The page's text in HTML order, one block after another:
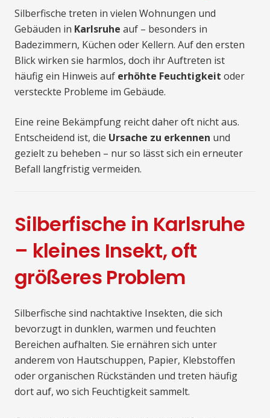
Silberfische treten in vielen Wohnungen und
Gebäuden in Karlsruhe auf – besonders in
Badezimmern, Küchen oder Kellern. Auf den ersten
Blick wirken sie harmlos, doch ihr Auftreten ist
häufig ein Hinweis auf erhöhte Feuchtigkeit oder
versteckte Probleme im Gebäude.
Eine reine Bekämpfung reicht daher oft nicht aus.
Entscheidend ist, die Ursache zu erkennen und
gezielt zu beheben – nur so lässt sich ein erneuter
Befall langfristig vermeiden.
Silberfische in Karlsruhe
– kleines Insekt, oft
größeres Problem
Silberfische sind nachtaktive Insekten, die sich
bevorzugt in dunklen, warmen und feuchten
Bereichen aufhalten. Sie ernähren sich unter
anderem von Hautschuppen, Papier, Klebstoffen
oder organischen Rückständen und treten häufig
dort auf, wo sich Feuchtigkeit sammelt.